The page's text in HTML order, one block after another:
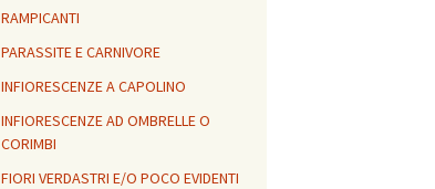
RAMPICANTI
PARASSITE E CARNIVORE
INFIORESCENZE A CAPOLINO
INFIORESCENZE AD OMBRELLE O
CORIMBI
FIORI VERDASTRI E/O POCO EVIDENTI